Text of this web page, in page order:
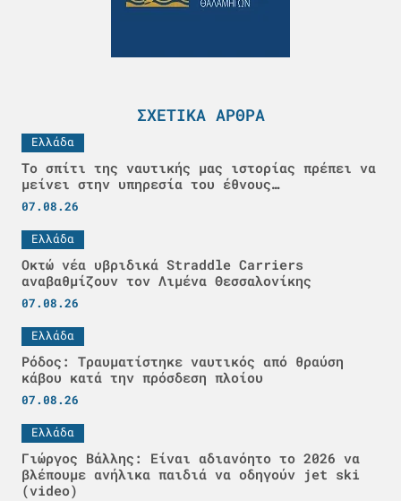
ΣΧΕΤΙΚΆ ΆΡΘΡΑ
Ελλάδα
Το σπίτι της ναυτικής μας ιστορίας πρέπει να
μείνει στην υπηρεσία του έθνους…
07.08.26
Ελλάδα
Οκτώ νέα υβριδικά Straddle Carriers
αναβαθμίζουν τον Λιμένα Θεσσαλονίκης
07.08.26
Ελλάδα
Ρόδος: Τραυματίστηκε ναυτικός από θραύση
κάβου κατά την πρόσδεση πλοίου
07.08.26
Ελλάδα
Γιώργος Βάλλης: Είναι αδιανόητο το 2026 να
βλέπουμε ανήλικα παιδιά να οδηγούν jet ski
(video)